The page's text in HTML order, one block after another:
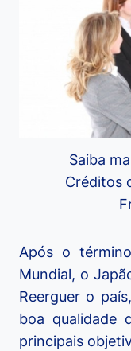
Saiba
Créditos
Após o
Mundial, o
Reerguer o
boa qualidade
principais